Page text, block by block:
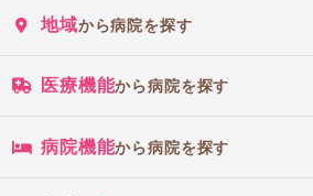
地域から病院を探す
医療機能から病院を探す
病院機能から病院を探す